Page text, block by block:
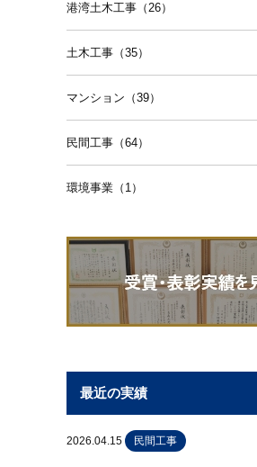
港湾土木工事（26）
土木工事（35）
マンション（39）
民間工事（64）
環境事業（1）
最近の実績
2026.04.15 民間工事